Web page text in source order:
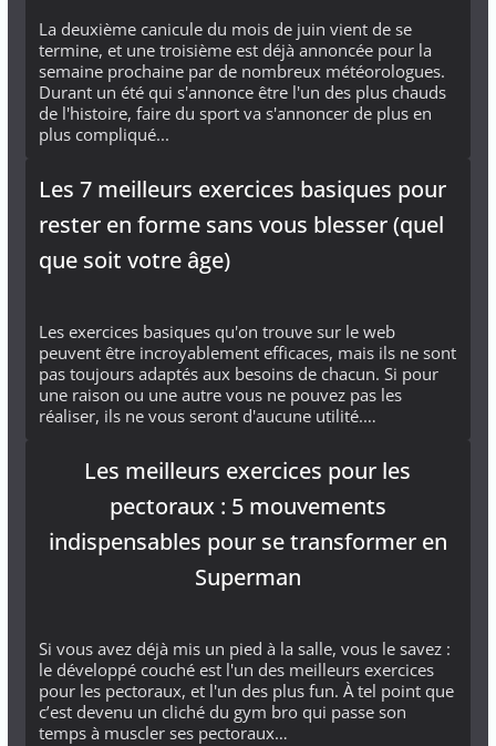
La deuxième canicule du mois de juin vient de se
termine, et une troisième est déjà annoncée pour la
semaine prochaine par de nombreux météorologues.
Durant un été qui s'annonce être l'un des plus chauds
de l'histoire, faire du sport va s'annoncer de plus en
plus compliqué...
Les 7 meilleurs exercices basiques pour
rester en forme sans vous blesser (quel
que soit votre âge)
Les exercices basiques qu'on trouve sur le web
peuvent être incroyablement efficaces, mais ils ne sont
pas toujours adaptés aux besoins de chacun. Si pour
une raison ou une autre vous ne pouvez pas les
réaliser, ils ne vous seront d'aucune utilité.…
Les meilleurs exercices pour les
pectoraux : 5 mouvements
indispensables pour se transformer en
Superman
Si vous avez déjà mis un pied à la salle, vous le savez :
le développé couché est l'un des meilleurs exercices
pour les pectoraux, et l'un des plus fun. À tel point que
c’est devenu un cliché du gym bro qui passe son
temps à muscler ses pectoraux…